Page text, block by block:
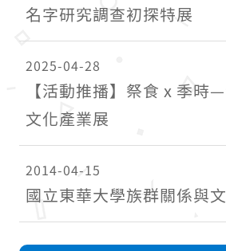
名字研究調查初探特展
2025-04-28
【活動推播】祭食 x 季時
文化產業展
2014-04-15
國立東華大學族群關係與